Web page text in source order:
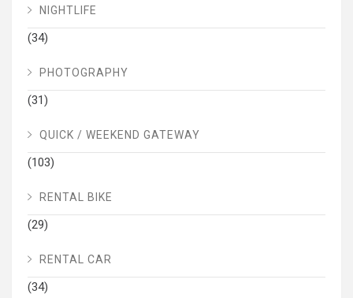
NIGHTLIFE
(34)
PHOTOGRAPHY
(31)
QUICK / WEEKEND GATEWAY
(103)
RENTAL BIKE
(29)
RENTAL CAR
(34)